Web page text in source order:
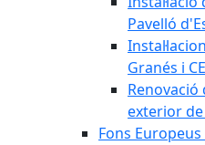
Pavelló
Granés i
exterior
Fons